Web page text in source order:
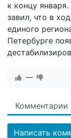
к концу
завил, что в
единого
Петербурге
—
Комментарии
Написать